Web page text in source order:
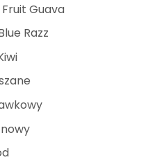
Fruit Guava
Razz